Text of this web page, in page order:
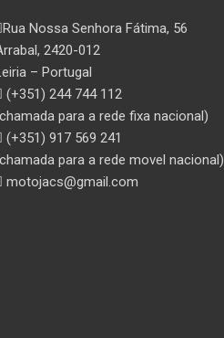
Rua Nossa Senhora Fátima, 56
2420-012
– Portugal
(+351) 244 744 112
para a rede fixa nacional)
(+351) 917 569 241
para a rede movel nacional)
motojacs@gmail.com